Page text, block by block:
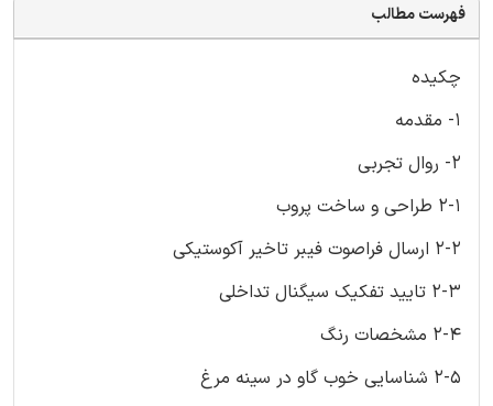
فهرست مطالب
چکیده
1- مقدمه
2- روال تجربی
2-1 طراحی و ساخت پروب
2-2 ارسال فراصوت فیبر تاخیر آکوستیکی
2-3 تایید تفکیک سیگنال تداخلی
2-4 مشخصات رنگ
2-5 شناسایی خوب گاو در سینه مرغ